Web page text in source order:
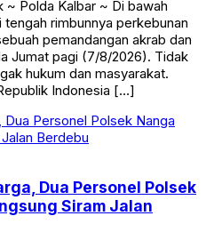
~ Polda Kalbar ~ Di bawah
rimbunnya perkebunan
pemandangan akrab dan
Jumat pagi (7/8/2026). Tidak
hukum dan masyarakat.
Indonesia […]
Dua Personel Polsek
Siram Jalan